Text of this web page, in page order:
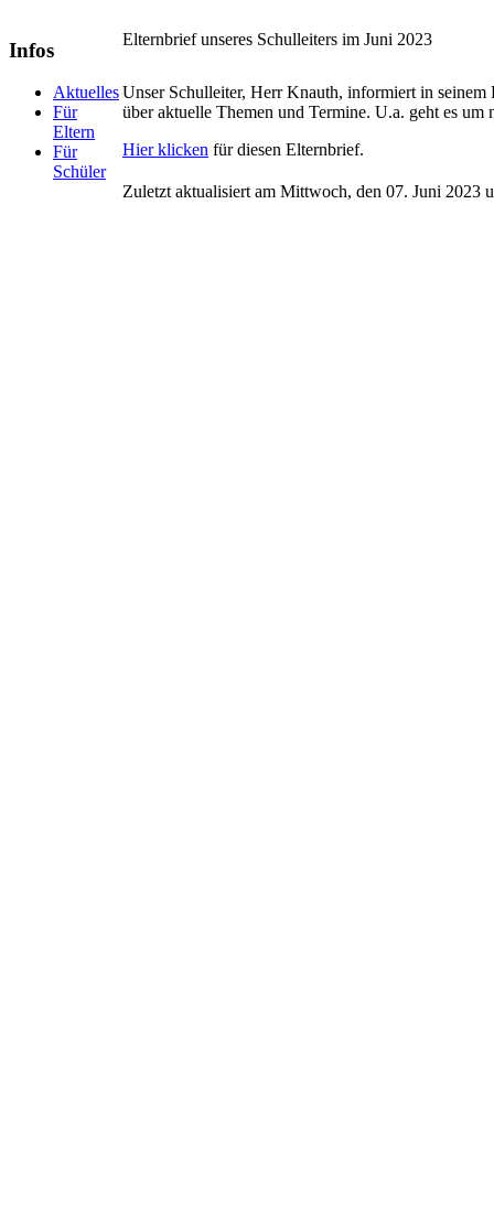
Infos
Aktuelles
Für
Eltern
Für
Schüler
Elternbrief unseres Schulleiters im Juni 2023
Unser Schulleiter, Herr Knauth, informiert in
über aktuelle Themen und Termine. U.a. geht es um
Hier klicken für diesen Elternbrief.
Zuletzt aktualisiert am Mittwoch, den 07. Juni 2023